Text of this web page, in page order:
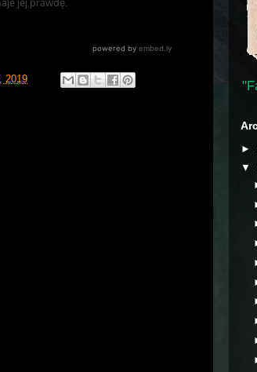
2019
►
▼